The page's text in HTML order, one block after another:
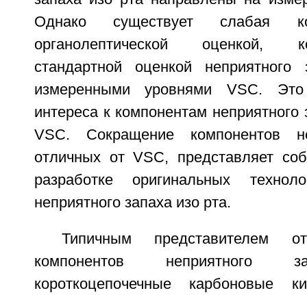
Однако существует слабая
органолептической оценкой,
стандартной оценкой
измеренными уровнями VSC.
интереса к компонентам
VSC. Сокращение компонентов
отличных от VSC, представляет
разработке оригинальных
неприятного запаха изо рта.
Типичным представителем
компонентов неприятного
короткоцепочечные карбоновые